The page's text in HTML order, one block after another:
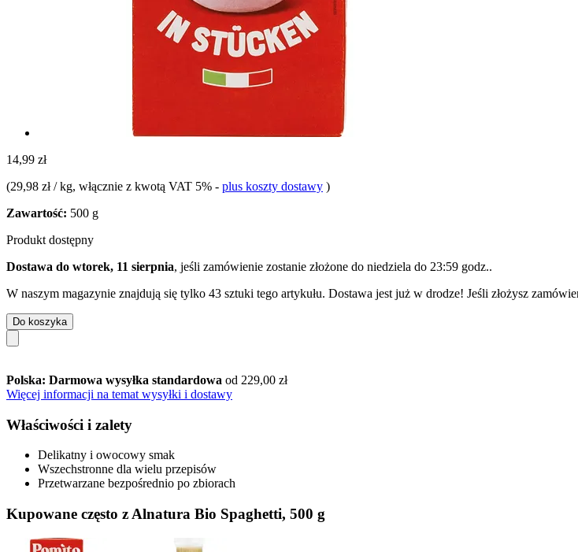
14,99 zł
(29,98 zł / kg, włącznie z kwotą VAT 5% - plus koszty dostawy )
Zawartość: 500 g
Produkt dostępny
Dostawa do wtorek, 11 sierpnia, jeśli zamówienie zostanie złożone do niedziela do 23:59 godz..
W naszym magazynie znajdują się tylko 43 sztuki tego artykułu. Dostawa jest już w drodze! Jeśli złożysz
Do koszyka
Polska: Darmowa wysyłka standardowa od 229,00 zł
Więcej informacji na temat wysyłki i dostawy
Właściwości i zalety
Delikatny i owocowy smak
Wszechstronne dla wielu przepisów
Przetwarzane bezpośrednio po zbiorach
Kupowane często z Alnatura Bio Spaghetti, 500 g